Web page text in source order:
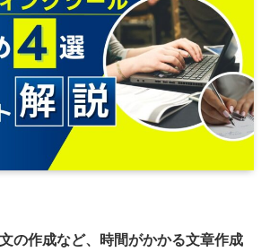
の作成など、時間がかかる文章作成